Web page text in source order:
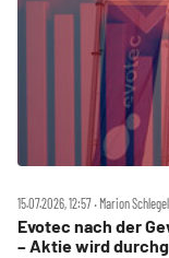
15.07.2026, 12:57 ‧ Marion Schlegel
Evotec nach der
– Aktie wird